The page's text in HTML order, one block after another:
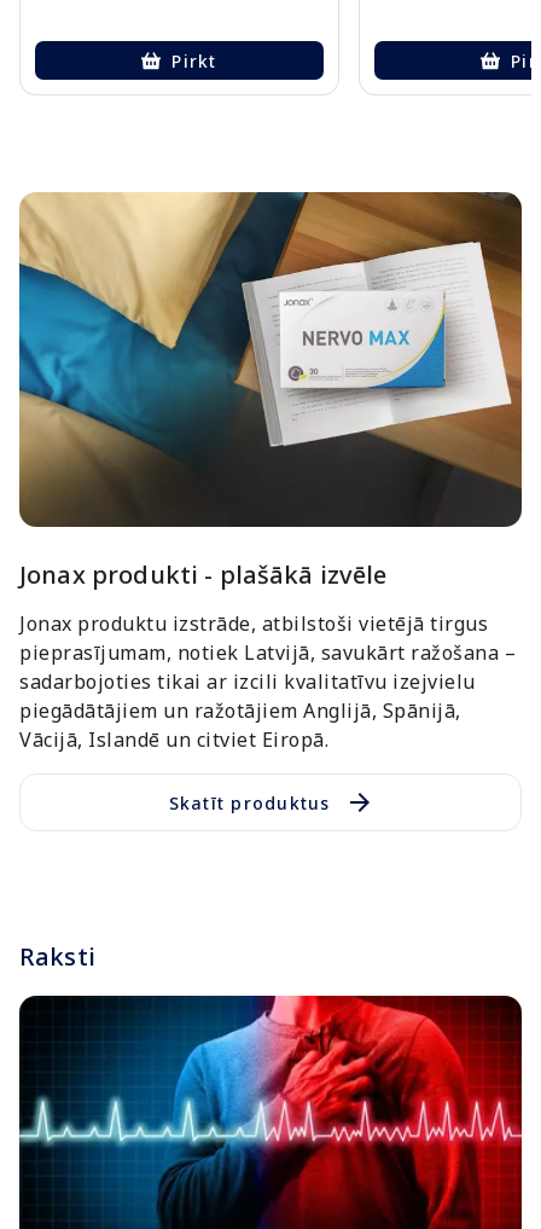
Pirkt
Jonax produkti - plašākā izvēle
Jonax produktu izstrāde, atbilstoši vietējā tirgus
pieprasījumam, notiek Latvijā, savukārt ražošana –
sadarbojoties tikai ar izcili kvalitatīvu izejvielu
piegādātājiem un ražotājiem Anglijā, Spānijā,
Vācijā, Islandē un citviet Eiropā.
Skatīt produktus arrow_forward
Raksti